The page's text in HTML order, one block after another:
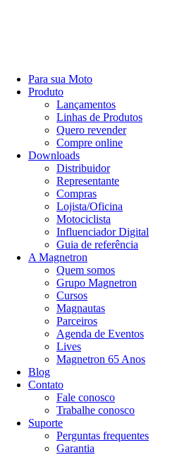
Para sua Moto
Produto
Lançamentos
Linhas de Produtos
Quero revender
Compre online
Downloads
Distribuidor
Representante
Compras
Lojista/Oficina
Motociclista
Influenciador Digital
Guia de referência
A Magnetron
Quem somos
Grupo Magnetron
Cursos
Magnautas
Parceiros
Agenda de Eventos
Lives
Magnetron 65 Anos
Blog
Contato
Fale conosco
Trabalhe conosco
Suporte
Perguntas frequentes
Garantia